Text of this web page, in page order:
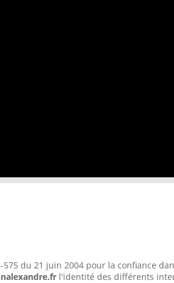
du 21 juin 2004 pour la confiance
l'identité des différents